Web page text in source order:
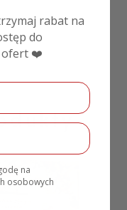
rabat na
do
ofert ❤️
na
osobowych